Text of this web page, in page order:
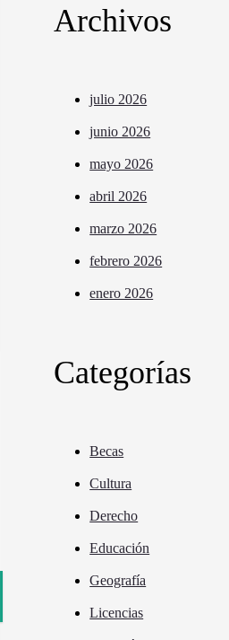
Archivos
julio 2026
junio 2026
mayo 2026
abril 2026
marzo 2026
febrero 2026
enero 2026
Categorías
Becas
Cultura
Derecho
Educación
Geografía
Licencias